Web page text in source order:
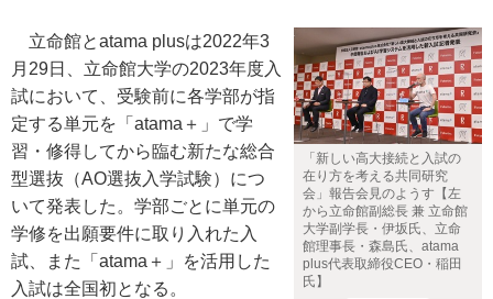
「新しい高大接続と入試の
在り方を考える共同研究
会」報告会見のようす【左
から立命館副総長 兼 立命館
大学副学長・伊坂氏、立命
館理事長・森島氏、atama
plus代表取締役CEO・稲田
氏】
立命館とatama plusは2022年3
月29日、立命館大学の2023年度入
試において、受験前に各学部が指
定する単元を「atama＋」で学
習・修得してから臨む新たな総合
型選抜（AO選抜入学試験）につ
いて発表した。学部ごとに単元の
学修を出願要件に取り入れた入
試、また「atama＋」を活用した
入試は全国初となる。